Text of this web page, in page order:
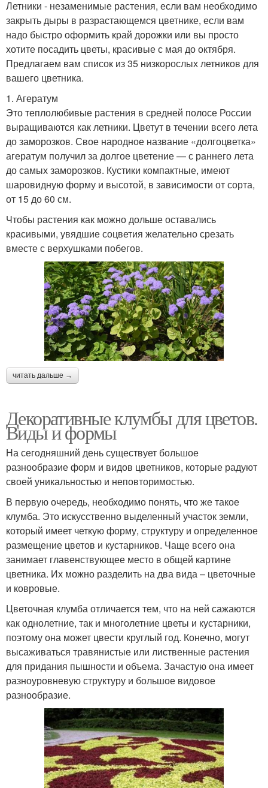
Летники - незаменимые растения, если вам необходимо
закрыть дыры в разрастающемся цветнике, если вам
надо быстро оформить край дорожки или вы просто
хотите посадить цветы, красивые с мая до октября.
Предлагаем вам список из 35 низкорослых летников для
вашего цветника.
1. Агератум
Это теплолюбивые растения в средней полосе России
выращиваются как летники. Цветут в течении всего лета
до заморозков. Свое народное название «долгоцветка»
агератум получил за долгое цветение — с раннего лета
до самых заморозков. Кустики компактные, имеют
шаровидную форму и высотой, в зависимости от сорта,
от 15 до 60 см.
Чтобы растения как можно дольше оставались
красивыми, увядшие соцветия желательно срезать
вместе с верхушками побегов.
читать дальше →
Декоративные клумбы для цветов.
Виды и формы
На сегодняшний день существует большое
разнообразие форм и видов цветников, которые радуют
своей уникальностью и неповторимостью.
В первую очередь, необходимо понять, что же такое
клумба. Это искусственно выделенный участок земли,
который имеет четкую форму, структуру и определенное
размещение цветов и кустарников. Чаще всего она
занимает главенствующее место в общей картине
цветника. Их можно разделить на два вида – цветочные
и ковровые.
Цветочная клумба отличается тем, что на ней сажаются
как однолетние, так и многолетние цветы и кустарники,
поэтому она может цвести круглый год. Конечно, могут
высаживаться травянистые или лиственные растения
для придания пышности и объема. Зачастую она имеет
разноуровневую структуру и большое видовое
разнообразие.